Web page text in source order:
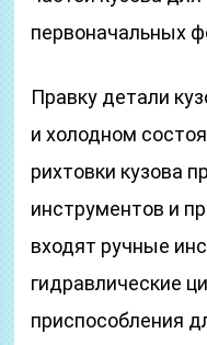
первоначальных
Правку детали
и холодном
рихтовки кузова
инструментов и
входят ручные
гидравлические
приспособления